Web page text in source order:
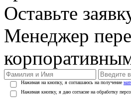
Оставьте
Менеджер
Нажимая на кнопку, я соглашаюсь на получение
Нажимая кнопку, я даю согласие на обработку